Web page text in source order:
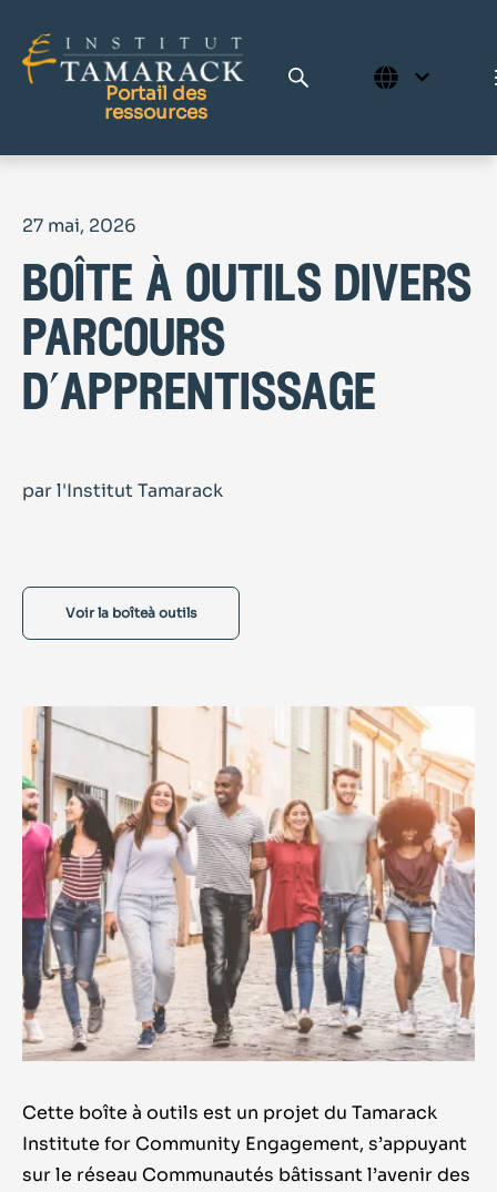
Portail des
ressources
Page d'accueil
Le Centre d'apprentissage
27 mai, 2026
boîte à outils divers
parcours
d’apprentissage
par l'Institut Tamarack
Voir la boîteà outils
Cette boîte à outils est un projet du Tamarack
Institute for Community Engagement, s’appuyant
sur le réseau Communautés bâtissant l’avenir des